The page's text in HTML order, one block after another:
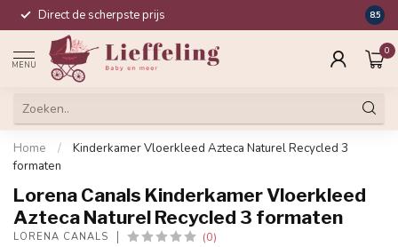
Direct de scherpste prijs 8.5
MENU
0
Home /
Kinderkamer Vloerkleed Azteca Naturel Recycled 3
formaten
Lorena Canals Kinderkamer Vloerkleed
Azteca Naturel Recycled 3 formaten
LORENA CANALS (0)